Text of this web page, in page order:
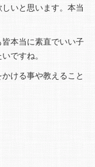
いと思います。本当
本当に素直でいい子
ですね。
ける事や教えること